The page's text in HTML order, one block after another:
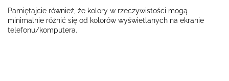
Pamiętajcie również, że kolory w rzeczywistości mogą
minimalnie różnić się od kolorów wyświetlanych na ekranie
telefonu/komputera.